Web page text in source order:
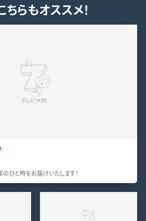
ちらもオススメ！
ひと時をお届けいたします！